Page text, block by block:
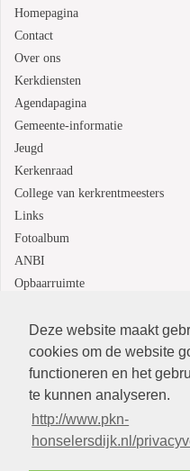
Deze website maakt
cookies om de website
functioneren en het
te kunnen analyseren.
http://www.pkn-
honselersdijk.nl/
Homepagina
Contact
Over ons
Kerkdiensten
Agendapagina
Gemeente-informatie
Jeugd
Kerkenraad
College van kerkrentmeesters
Links
Fotoalbum
ANBI
Opbaarruimte
Protestantsekerk.net is een
dienstenorganisatie van de
enHuman Content